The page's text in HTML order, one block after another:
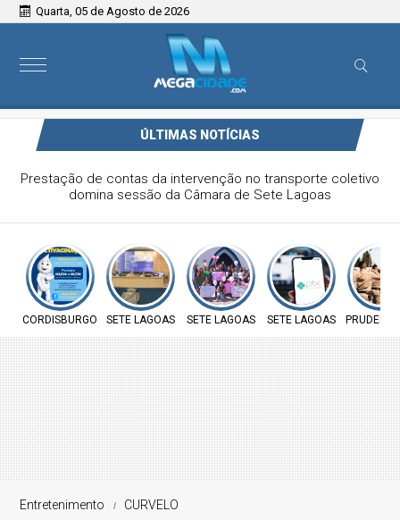
Quarta, 05 de Agosto de 2026
ÚLTIMAS NOTÍCIAS
Prefeitura de Cordisburgo inicia Campanha Nacional de
Multivacinação para crianças e adolescentes
CORDISBURGO SETE LAGOAS SETE LAGOAS SETE LAGOAS
Entretenimento CURVELO